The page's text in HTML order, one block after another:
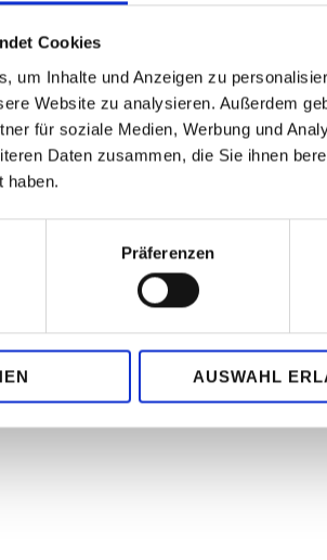
Cookies
um Inhalte und Anzeigen zu
Website zu analysieren. Außerdem
für soziale Medien, Werbung und
Daten zusammen, die Sie ihnen
haben.
Präferenzen
AUSWAHL